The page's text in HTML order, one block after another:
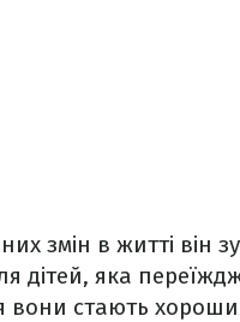
змін в житті він
дітей, яка
вони стають